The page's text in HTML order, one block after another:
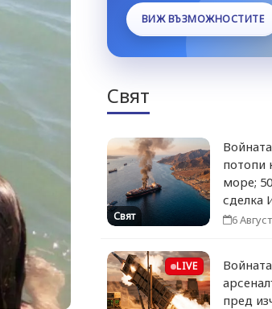
ВИЖ ВЪЗМОЖНОСТИТЕ
Свят
Свят
потопи
море;
сделка
6
LIVE
пред